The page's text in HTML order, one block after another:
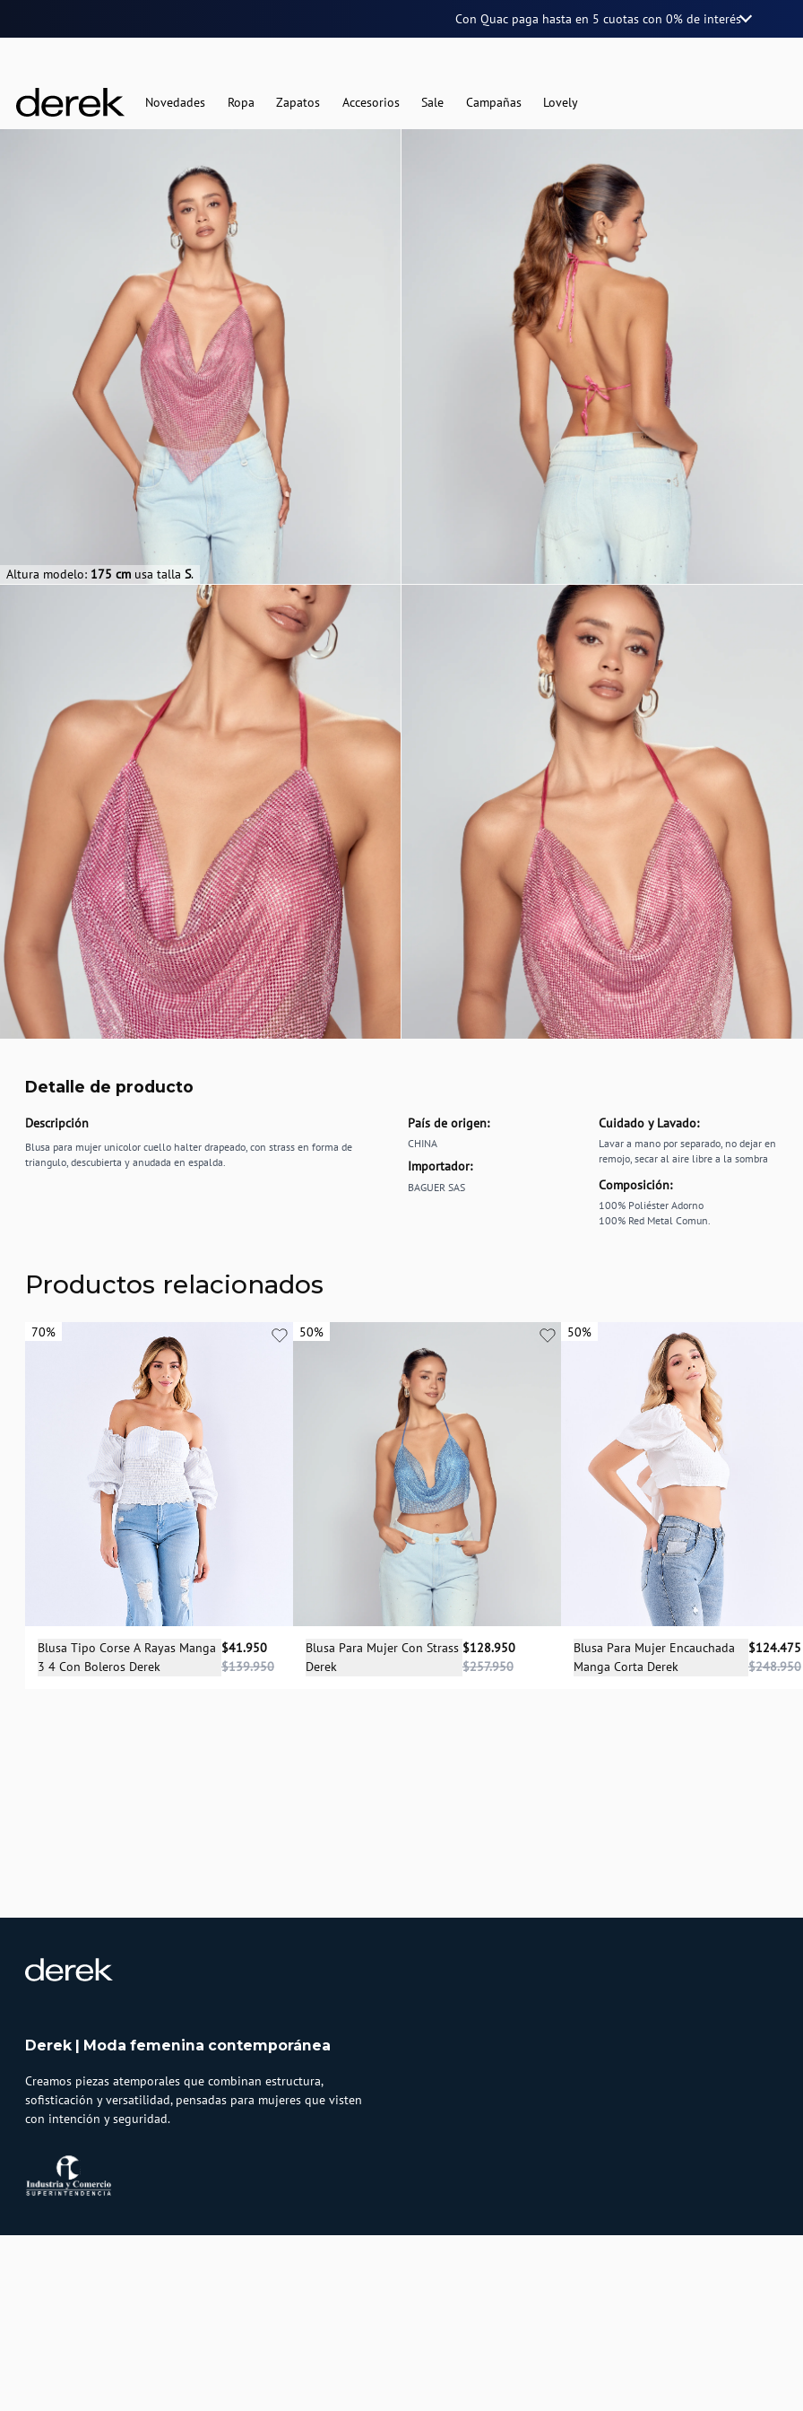
Con Quac paga hasta en 5 cuotascon 0% de interés
Novedades Ropa Zapatos Accesorios Sale Campañas Lovely
Altura modelo: 175 cm usa talla S.
Detalle de producto
Descripción
Blusa para mujer unicolor cuello halter drapeado, con strass en forma de
triangulo, descubierta y anudada en espalda.
País de origen:
CHINA
Importador:
BAGUER SAS
Cuidado y Lavado:
Lavar a mano por separado, no dejar en
remojo, secar al aire libre a la sombra
Composición:
100% Poliéster Adorno
100% Red Metal Comun.
Productos relacionados
70%
70%
Selecciona una talla
XS
Blusa Tipo Corse A Rayas Manga
3 4 Con Boleros Derek
$41.950
$139.950
50%
50%
Selecciona una talla
Blusa Para Mujer Con Strass
Derek
$128.950
$257.950
50%
50%
Selecciona una talla
Blusa Para Mujer Encauchada
Manga Corta Derek
$124.475
$248.950
Derek | Moda femenina contemporánea
Creamos piezas atemporales que combinan estructura,
sofisticación y versatilidad, pensadas para mujeres que visten
con intención y seguridad.